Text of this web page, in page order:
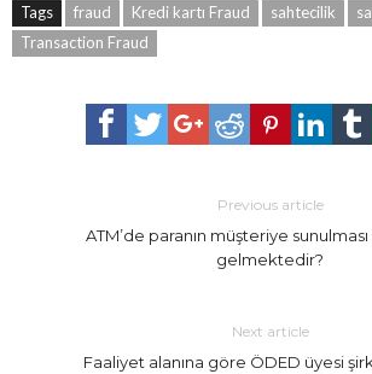
Tags fraud Kredi kartı Fraud sahtecilik
Transaction Fraud
Previous article
ATM’de paranın müşteriye
gelmektedir?
Next article
Faaliyet alanına göre ÖDED üyesi